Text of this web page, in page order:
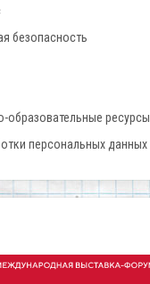
безопасность
образовательные ресурсы
персональных данных